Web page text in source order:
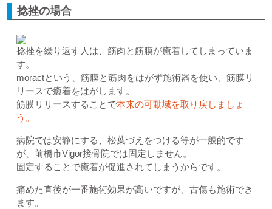
捻挫の場合
捻挫を繰り返す人は、筋肉と筋膜が癒着してしまっていま
す。
moractという、筋膜と筋肉をはがず施術器を使い、筋膜リ
リースで癒着をはがします。
筋膜リリースすることで本来の可動域を取り戻しましょ
う。
病院では安静にする、松葉づえをつける等が一般的です
が、前橋市Vigor接骨院では固定しません。
固定することで癒着が促進されてしまうからです。
痛めた直後が一番施術効果が高いですが、古傷も施術でき
ます。